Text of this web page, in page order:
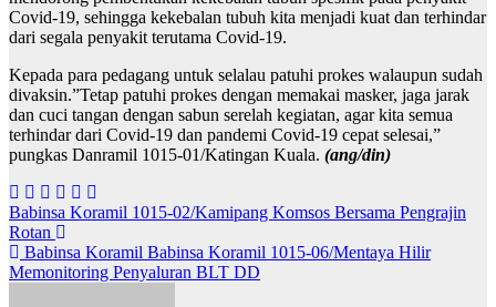
Covid-19, sehingga kekebalan tubuh kita menjadi kuat dan terhindar
dari segala penyakit terutama Covid-19.
Kepada para pedagang untuk selalau patuhi prokes walaupun sudah
divaksin.”Tetap patuhi prokes dengan memakai masker, jaga jarak
dan cuci tangan dengan sabun serelah kegiatan, agar kita semua
terhindar dari Covid-19 dan pandemi Covid-19 cepat selesai,”
pungkas Danramil 1015-01/Katingan Kuala. (ang/din)
Navigasi
pos
Babinsa Koramil 1015-02/Kamipang Komsos Bersama Pengrajin
Rotan
Babinsa Koramil Babinsa Koramil 1015-06/Mentaya Hilir
Memonitoring Penyaluran BLT DD